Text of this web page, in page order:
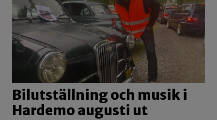
Bilutställning och musik i
Hardemo augusti ut